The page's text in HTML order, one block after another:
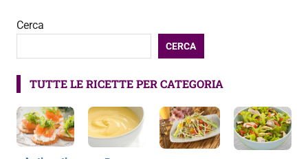
Cerca
CERCA
TUTTE LE RICETTE PER CATEGORIA